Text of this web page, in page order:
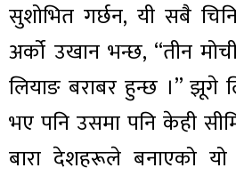
सुशोभित गर्छन, यी सबै
अर्को उखान भन्छ, “तीन
लियाङ बराबर हुन्छ ।” झूगे
भए पनि उसमा पनि केही
बारा देशहरूले बनाएको यो